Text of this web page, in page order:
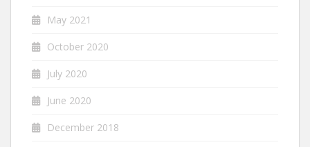
May 2021
October 2020
July 2020
June 2020
December 2018